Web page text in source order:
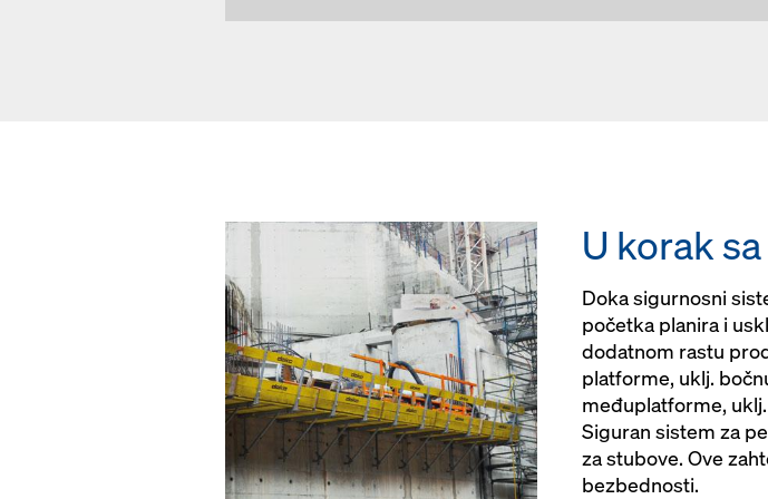
U korak
Doka sigurnosni
početka planira i
dodatnom rastu
platforme, uklj.
međuplatforme,
Siguran sistem za
za stubove. Ove
bezbednosti.